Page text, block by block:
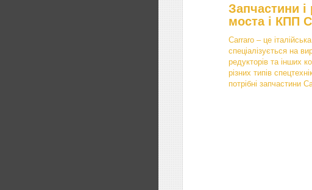
Запчастини і
моста і КПП
Carraro – це
спеціалізується на
редукторів та інших
різних типів
потрібні запчастини